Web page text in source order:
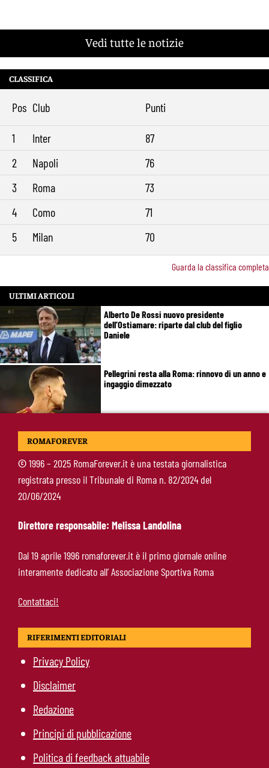
Vedi tutte le notizie
CLASSIFICA
Pos Club Punti
1 Inter
87
2
Napoli
76
3
Roma
73
4
Como
71
5
Milan 70
Guarda la classifica completa
ULTIMI ARTICOLI
Alberto De Rossi nuovo presidente
dell’Ostiamare: riparte dal club del figlio
Daniele
Pellegrini resta alla Roma: rinnovo di un anno e
ingaggio dimezzato
Roma, Luis Enrique non dimentica i
squadra
Roma, Koulierakis svela il retroscena:
“Gasperini decisivo, Manolas mi ha convinto a
scegliere i giallorossi”
ROMAFOREVER
©1996 – 2025 RomaForever.it è una testata giornalistica
registrata presso il Tribunale di Roma n. 82/2024 del
20/06/2024
Direttore responsabile: Melissa Landolina
Dal 19 aprile 1996 romaforever.it è il primo giornale online
interamente dedicato all’ Associazione Sportiva Roma
Contattaci!
RIFERIMENTI EDITORIALI
Privacy Policy
Disclaimer
Redazione
Principi di pubblicazione
Politica di feedback attuabile